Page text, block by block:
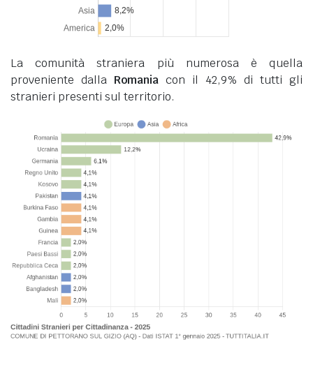
La comunità straniera più numerosa è quella
proveniente dalla Romania con il 42,9% di tutti gli
stranieri presenti sul territorio.